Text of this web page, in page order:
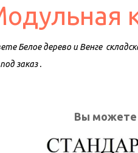
Белое дерево и Венге
заказ .
Вы можете